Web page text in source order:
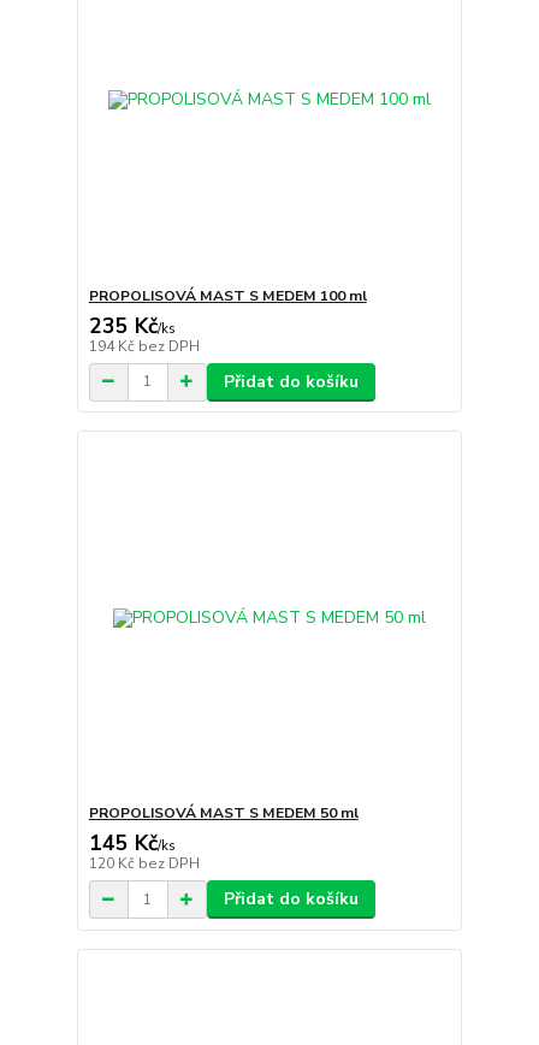
PROPOLISOVÁ MAST S MEDEM 100 ml
235 Kč/ks
194 Kč bez DPH
Přidat do košíku
PROPOLISOVÁ MAST S MEDEM 50 ml
145 Kč/ks
120 Kč bez DPH
Přidat do košíku